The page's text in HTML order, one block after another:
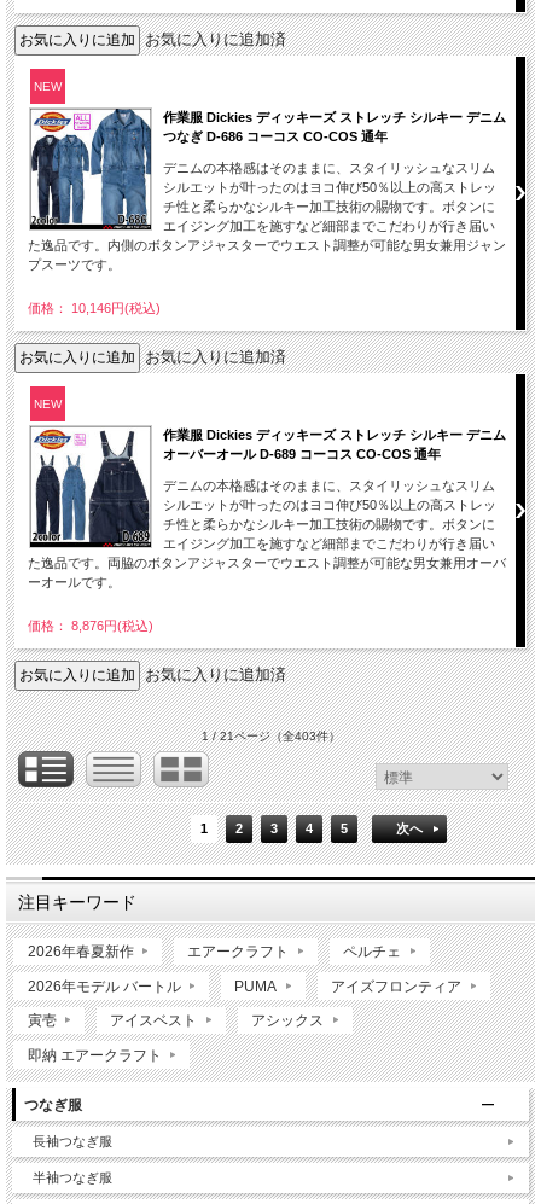
お気に入りに追加済
NEW
作業服 Dickies ディッキーズ ストレッチ シルキー デニム
つなぎ D-686 コーコス CO-COS 通年
デニムの本格感はそのままに、スタイリッシュなスリム
シルエットが叶ったのはヨコ伸び50％以上の高ストレッ
チ性と柔らかなシルキー加工技術の賜物です。ボタンに
エイジング加工を施すなど細部までこだわりが行き届い
た逸品です。内側のボタンアジャスターでウエスト調整が可能な男女兼用ジャン
プスーツです。
価格： 10,146円(税込)
お気に入りに追加済
NEW
作業服 Dickies ディッキーズ ストレッチ シルキー デニム
オーバーオール D-689 コーコス CO-COS 通年
デニムの本格感はそのままに、スタイリッシュなスリム
シルエットが叶ったのはヨコ伸び50％以上の高ストレッ
チ性と柔らかなシルキー加工技術の賜物です。ボタンに
エイジング加工を施すなど細部までこだわりが行き届い
た逸品です。両脇のボタンアジャスターでウエスト調整が可能な男女兼用オーバ
ーオールです。
価格： 8,876円(税込)
お気に入りに追加済
1 / 21ページ（全403件）
1 2 3 4 5 次へ
注目キーワード
2026年春夏新作 エアークラフト ペルチェ
2026年モデル バートル PUMA アイズフロンティア
寅壱 アイスベスト アシックス
即納 エアークラフト
つなぎ服
長袖つなぎ服
半袖つなぎ服